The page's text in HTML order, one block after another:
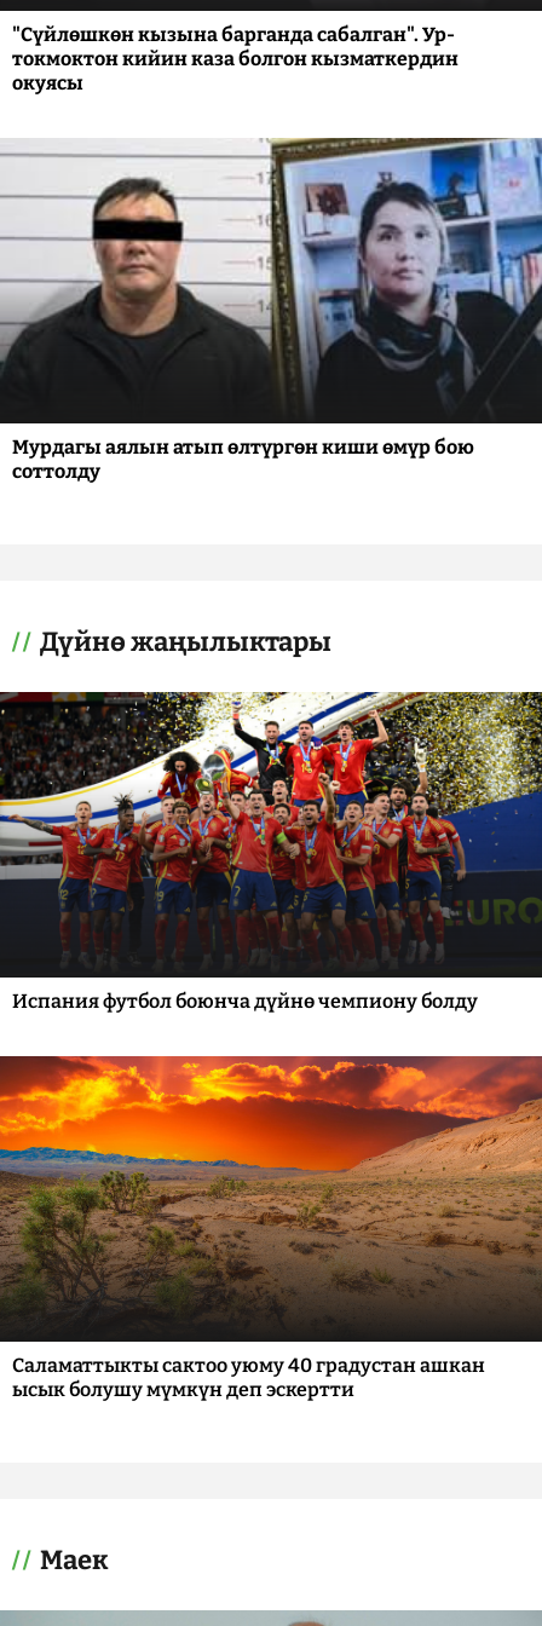
"Сүйлөшкөн кызына барганда сабалган". Ур-
токмоктон кийин каза болгон кызматкердин
окуясы
Мурдагы аялын атып өлтүргөн киши өмүр бою
соттолду
Дүйнө жаңылыктары
Испания футбол боюнча дүйнө чемпиону болду
Саламаттыкты сактоо уюму 40 градустан ашкан
ысык болушу мүмкүн деп эскертти
Маек